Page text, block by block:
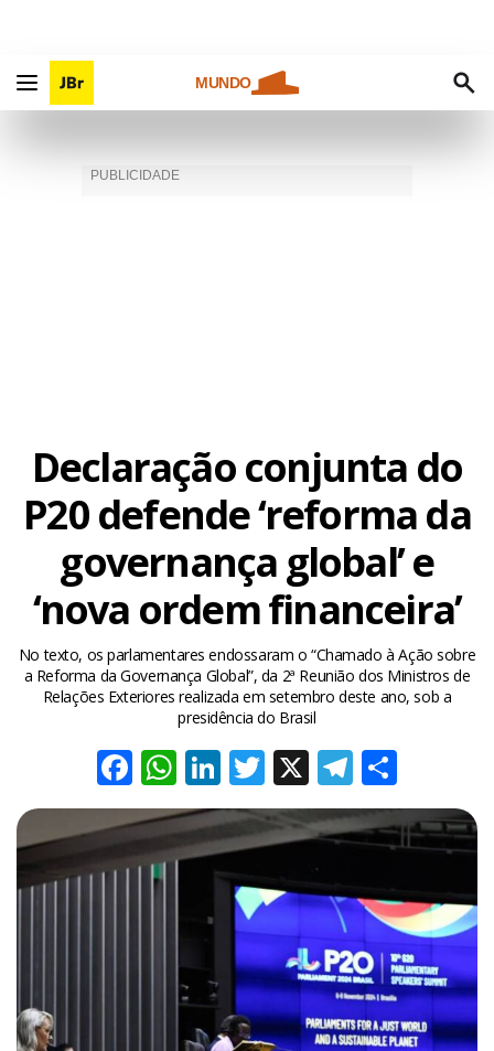
MUNDO
Declaração conjunta do
P20 defende ‘reforma da
governança global’ e
‘nova ordem financeira’
No texto, os parlamentares endossaram o “Chamado à Ação sobre
a Reforma da Governança Global”, da 2ª Reunião dos Ministros de
Relações Exteriores realizada em setembro deste ano, sob a
presidência do Brasil
Facebook
WhatsApp
LinkedIn
Twitter
X